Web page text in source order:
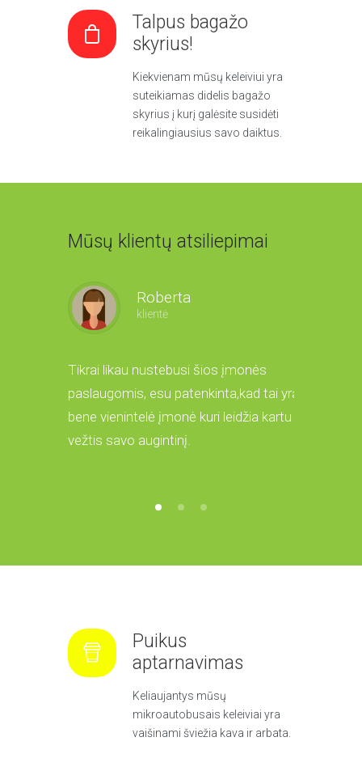
Talpus bagažo
skyrius!
Kiekvienam mūsų keleiviui yra
suteikiamas didelis bagažo
skyrius į kurį galėsite susidėti
reikalingiausius savo daiktus.
Mūsų klientų atsiliepimai
Roberta
klientė
Tikrai likau nustebusi šios įmonės
paslaugomis, esu patenkinta,kad tai yra
bene vienintelė įmonė kuri leidžia kartu
vežtis savo augintinį.
Benas
klientas
Prieš keletą mėnesių siunčiau siuntą iš
Anglijos į Lietuvą savo vaikams ir tikrai
buvau patenkintas greitu ir kokybišku
aptarnavimu!
Puikus
aptarnavimas
Keliaujantys mūsų
mikroautobusais keleiviai yra
vaišinami šviežia kava ir arbata.